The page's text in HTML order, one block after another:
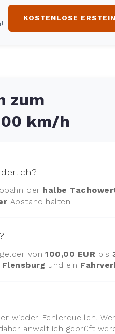
KOSTENLOSE
zum
km/h
der halbe
Abstand halten.
von100,00 EUR bis
und ein
wieder Fehlerquellen.
anwaltlich geprüft